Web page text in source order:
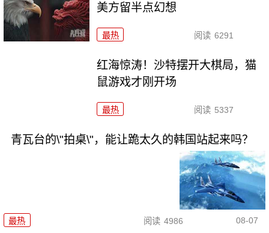
美方留半点幻想
最热 阅读 6291
红海惊涛！沙特摆开大棋局，猫
鼠游戏才刚开场
最热 阅读 5337
青瓦台的\"拍桌\"，能让跪太久的韩国站起来吗？
最热 阅读 4986 08-07